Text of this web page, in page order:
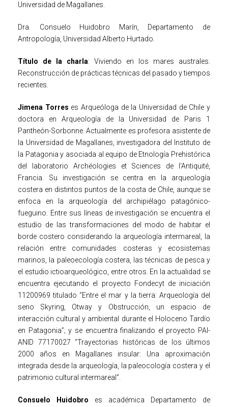
Universidad de Magallanes.
Dra. Consuelo Huidobro Marín, Departamento de
Antropología, Universidad Alberto Hurtado.
Título de la charla: Viviendo en los mares australes.
Reconstrucción de prácticas técnicas del pasado y tiempos
recientes.
Jimena Torres es Arqueóloga de la Universidad de Chile y
doctora en Arqueología de la Universidad de Paris 1
Pantheón-Sorbonne. Actualmente es profesora asistente de
la Universidad de Magallanes, investigadora del Instituto de
la Patagonia y asociada al equipo de Etnología Prehistórica
del laboratorio Archéologies et Sciences de l’Antiquité,
Francia. Su investigación se centra en la arqueología
costera en distintos puntos de la costa de Chile, aunque se
enfoca en la arqueología del archipiélago patagónico-
fueguino. Entre sus líneas de investigación se encuentra el
estudio de las transformaciones del modo de habitar el
borde costero considerando la arqueología intermareal, la
relación entre comunidades costeras y ecosistemas
marinos, la paleoecología costera, las técnicas de pesca y
el estudio ictioarqueológico, entre otros. En la actualidad se
encuentra ejecutando el proyecto Fondecyt de iniciación
11200969 titulado “Entre el mar y la tierra: Arqueología del
seno Skyring, Otway y Obstrucción, un espacio de
interacción cultural y ambiental durante el Holoceno Tardío
en Patagonia”; y se encuentra finalizando el proyecto PAI-
ANID 77170027 “Trayectorias históricas de los últimos
2000 años en Magallanes insular: Una aproximación
integrada desde la arqueología, la paleocología costera y el
patrimonio cultural intermareal”.
Consuelo Huidobro es académica Departamento de